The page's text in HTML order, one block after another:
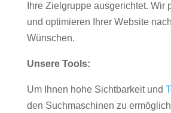
Ihre Zielgruppe ausgerichtet. Wir
und optimieren Ihrer Website
Wünschen.
Unsere Tools:
Um Ihnen hohe Sichtbarkeit und
den Suchmaschinen zu